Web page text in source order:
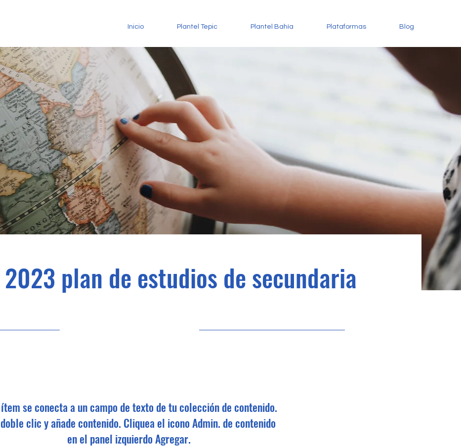
Inicio Plantel Tepic Plantel Bahía Plataformas Blog
plan de estudios de secundaria
se conecta a un campo de texto de tu colección de contenido.
clic y añade contenido. Cliquea el icono Admin. de contenido
en el panel izquierdo Agregar.